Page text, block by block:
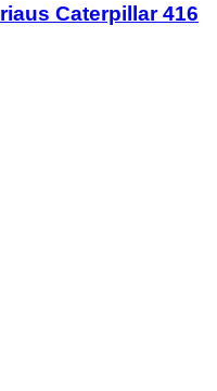
Caterpillar 416